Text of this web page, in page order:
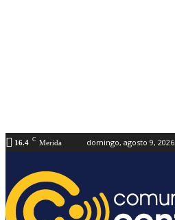
16.4 C Merida domingo, agosto 9, 2026